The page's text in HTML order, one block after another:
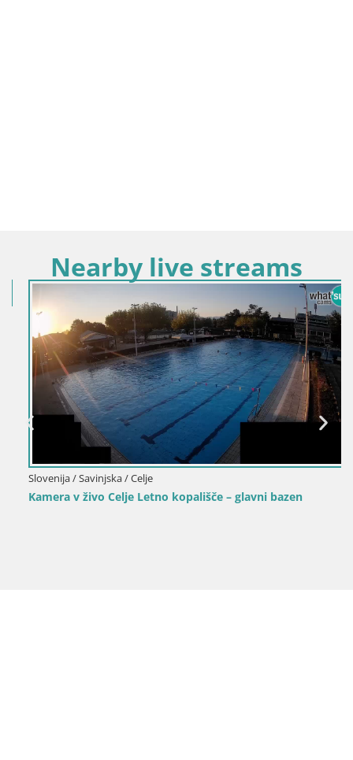
Nearby live streams
Slovenija / Savinjska / Celje
Kamera v živo Celje Letno kopališče – glavni bazen